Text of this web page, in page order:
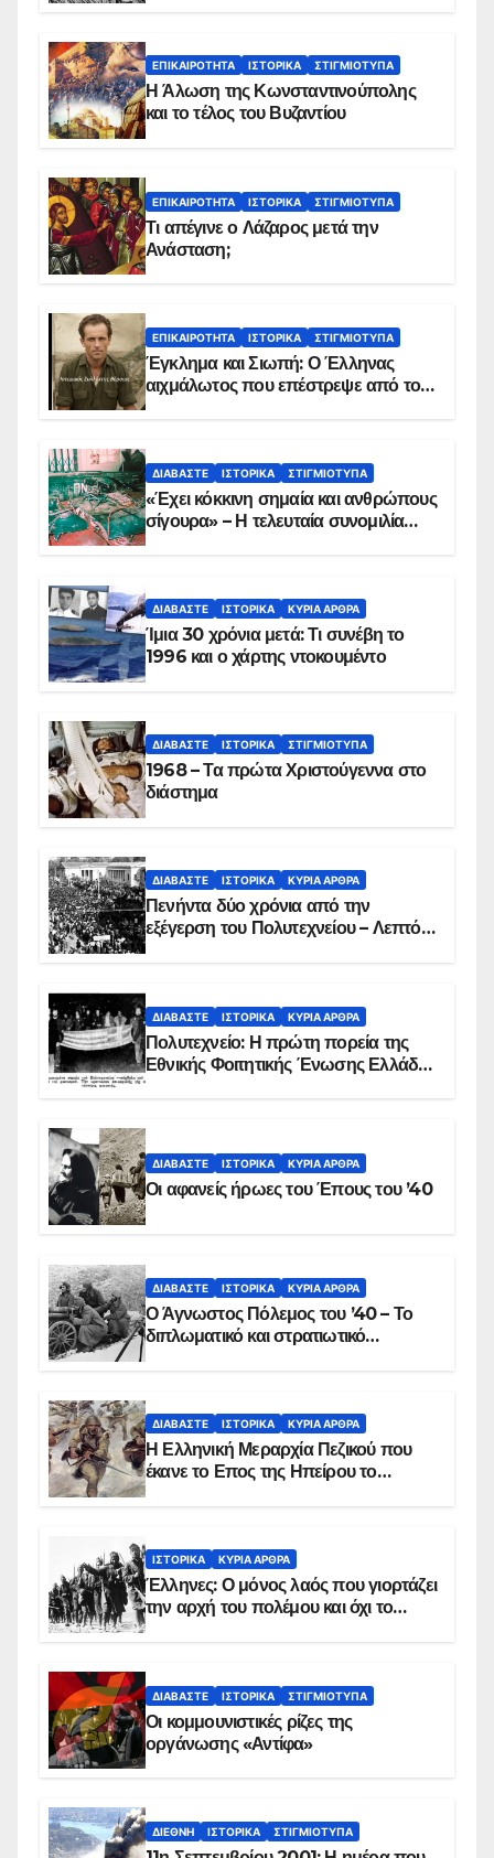
ΕΠΙΚΑΙΡΌΤΗΤΑ ΙΣΤΟΡΙΚΆ ΣΤΙΓΜΙΌΤΥΠΑ
Η Άλωση της Κωνσταντινούπολης
και το τέλος του Βυζαντίου
ΕΠΙΚΑΙΡΌΤΗΤΑ ΙΣΤΟΡΙΚΆ ΣΤΙΓΜΙΌΤΥΠΑ
Τι απέγινε ο Λάζαρος μετά την
Ανάσταση;
ΕΠΙΚΑΙΡΌΤΗΤΑ ΙΣΤΟΡΙΚΆ ΣΤΙΓΜΙΌΤΥΠΑ
Έγκλημα και Σιωπή: Ο Έλληνας
αιχμάλωτος που επέστρεψε από το
ΔΙΑΒΆΣΤΕ ΙΣΤΟΡΙΚΆ ΣΤΙΓΜΙΌΤΥΠΑ
«Έχει κόκκινη σημαία και ανθρώπους
σίγουρα» – Η τελευταία συνομιλία
ΔΙΑΒΆΣΤΕ ΙΣΤΟΡΙΚΆ ΚΥΡΙΑ ΑΡΘΡΑ
Ίμια 30 χρόνια μετά: Τι συνέβη το
1996 και ο χάρτης ντοκουμέντο
ΔΙΑΒΆΣΤΕ ΙΣΤΟΡΙΚΆ ΣΤΙΓΜΙΌΤΥΠΑ
1968 – Τα πρώτα Χριστούγεννα στο
διάστημα
ΔΙΑΒΆΣΤΕ ΙΣΤΟΡΙΚΆ ΚΥΡΙΑ ΑΡΘΡΑ
Πενήντα δύο χρόνια από την
εξέγερση του Πολυτεχνείου – Λεπτό
ΔΙΑΒΆΣΤΕ ΙΣΤΟΡΙΚΆ ΚΥΡΙΑ ΑΡΘΡΑ
Πολυτεχνείο: Η πρώτη πορεία της
Εθνικής Φοιτητικής Ένωσης Ελλάδος
ΔΙΑΒΆΣΤΕ ΙΣΤΟΡΙΚΆ ΚΥΡΙΑ ΑΡΘΡΑ
Οι αφανείς ήρωες του Έπους του ’40
ΔΙΑΒΆΣΤΕ ΙΣΤΟΡΙΚΆ ΚΥΡΙΑ ΑΡΘΡΑ
Ο Άγνωστος Πόλεμος του ’40 – Το
διπλωματικό και στρατιωτικό
ΔΙΑΒΆΣΤΕ ΙΣΤΟΡΙΚΆ ΚΥΡΙΑ ΑΡΘΡΑ
Η Ελληνική Μεραρχία Πεζικού που
έκανε το Επος της Ηπείρου το
ΙΣΤΟΡΙΚΆ ΚΥΡΙΑ ΑΡΘΡΑ
Έλληνες: Ο μόνος λαός που γιορτάζει
την αρχή του πολέμου και όχι το
ΔΙΑΒΆΣΤΕ ΙΣΤΟΡΙΚΆ ΣΤΙΓΜΙΌΤΥΠΑ
Οι κομμουνιστικές ρίζες της
οργάνωσης «Αντίφα»
ΔΙΕΘΝΉ ΙΣΤΟΡΙΚΆ ΣΤΙΓΜΙΌΤΥΠΑ